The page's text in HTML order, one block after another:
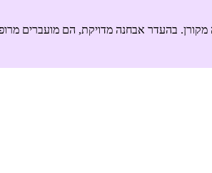
בהעדר אבחנה מדויקת, הם מועברים